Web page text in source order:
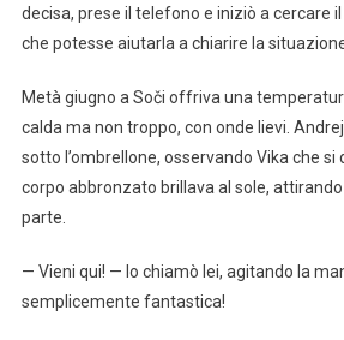
decisa, prese il telefono e iniziò a cercare
che potesse aiutarla a chiarire la
Metà giugno a Soči offriva una
calda ma non troppo, con onde lievi.
sotto l’ombrellone, osservando Vika che si
corpo abbronzato brillava al sole,
parte.
— Vieni qui! — lo chiamò lei, agitando la
semplicemente fantastica!